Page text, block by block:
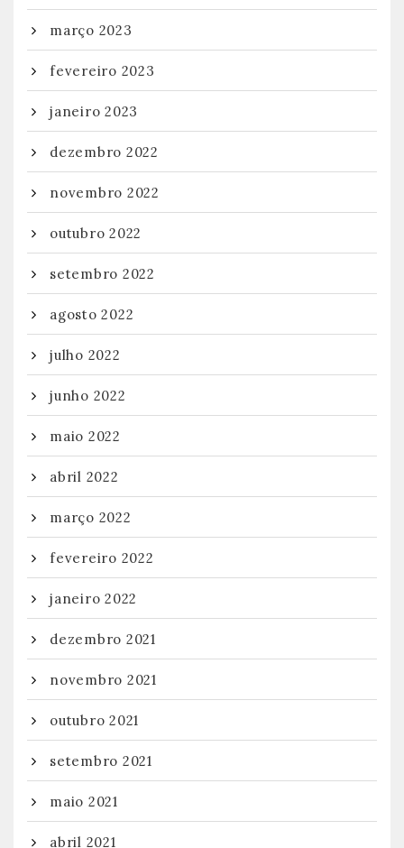
março 2023
fevereiro 2023
janeiro 2023
dezembro 2022
novembro 2022
outubro 2022
setembro 2022
agosto 2022
julho 2022
junho 2022
maio 2022
abril 2022
março 2022
fevereiro 2022
janeiro 2022
dezembro 2021
novembro 2021
outubro 2021
setembro 2021
maio 2021
abril 2021